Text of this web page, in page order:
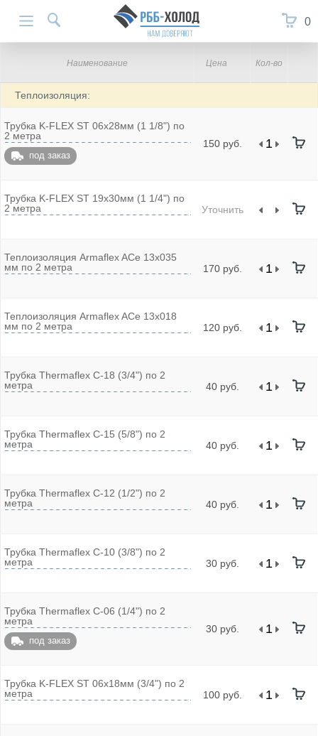
0
Наименование Цена Кол-во
Теплоизоляция:
Трубка K-FLEX ST 06х28мм (1 1/8") по
2 метра
под заказ
150 руб.
Трубка K-FLEX ST 19х30мм (1 1/4") по
2 метра
Уточнить
Теплоизоляция Armaflex ACe 13х035
мм по 2 метра
170 руб.
Теплоизоляция Armaflex ACe 13х018
мм по 2 метра
120 руб.
Трубка Thermaflex С-18 (3/4") по 2
метра
40 руб.
Трубка Thermaflex С-15 (5/8") по 2
метра
40 руб.
Трубка Thermaflex С-12 (1/2") по 2
метра
40 руб.
Трубка Thermaflex С-10 (3/8") по 2
метра
30 руб.
Трубка Thermaflex С-06 (1/4") по 2
метра
под заказ
30 руб.
Трубка K-FLEX ST 06x18мм (3/4") по 2
метра
100 руб.